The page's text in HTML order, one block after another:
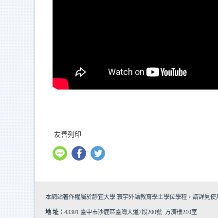
友善列印
本網站著作權屬於靜宜大學 寰宇外語教育學士學位學程，請詳見使
地 址： 43301 臺中市沙鹿區臺灣大道7段200號 方濟樓210室